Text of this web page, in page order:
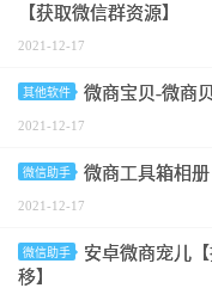
【获取微信群资源】
2021-12-17
其他软件 微商宝贝-微商
2021-12-17
微信助手 微商工具箱相册
2021-12-17
微信助手
安卓微商宠儿
移】